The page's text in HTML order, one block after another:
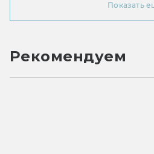
Показать
Рекомендуем